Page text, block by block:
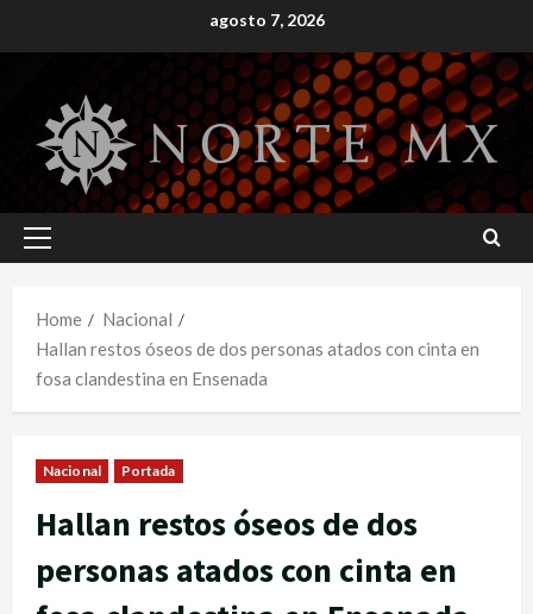
to
agosto 7, 2026
Primary
Home
Nacional
Hallan restos óseos de dos personas atados con cinta en
fosa clandestina en Ensenada
Nacional Portada
Hallan restos óseos de dos
personas atados con cinta en